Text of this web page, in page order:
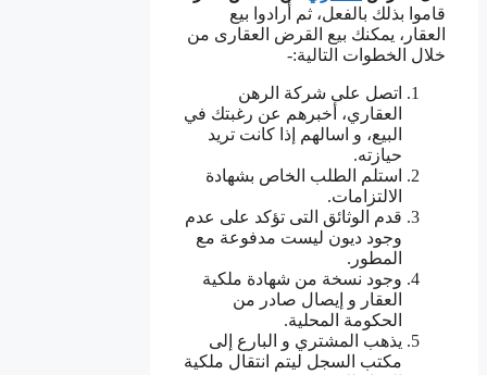
قاموا بذلك بالفعل، ثم أرادوا بيع
العقار، يمكنك بيع القرض العقارى من
خلال الخطوات التالية:-
اتصل على شركة الرهن
العقاري، أخبرهم عن رغبتك في
البيع، و اسالهم إذا كانت تريد
حيازته.
استلم الطلب الخاص بشهادة
الالتزامات.
قدم الوثائق التى تؤكد على عدم
وجود ديون ليست مدفوعة مع
المطور.
وجود نسخة من شهادة ملكية
العقار و إيصال صادر من
الحكومة المحلية.
يذهب المشتري و البارع إلى
مكتب السجل ليتم انتقال ملكية